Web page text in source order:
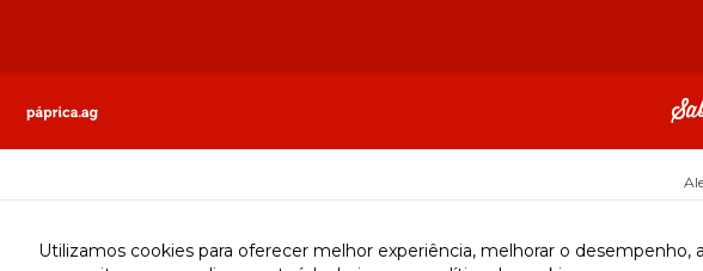
Utilizamos cookies para oferecer melhor experiência, melhorar o desempenho,